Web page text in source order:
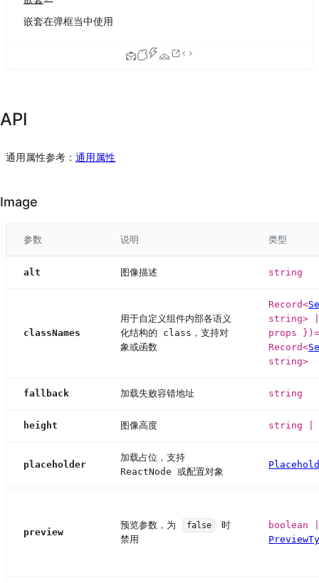
嵌套在弹框当中使用
API
通用属性参考： 通用属性
Image
参数 说明 类型
alt 图像描述 string
classNames
用于自定义组件内部各语义
化结构的 class，支持对
象或函数
Record<
string>
props
Record<
string>
fallback 加载失败容错地址 string
height 图像高度 string |
placeholder
加载占位，支持
ReactNode 或配置对象
preview
预览参数，为 false
时
禁用
boolean |